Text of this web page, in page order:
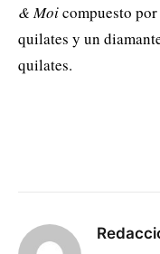
& Moicompuesto
quilates y un
quilates.